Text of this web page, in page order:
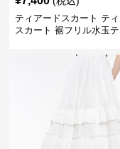
ティアードスカート テ
スカート 裾フリル水玉